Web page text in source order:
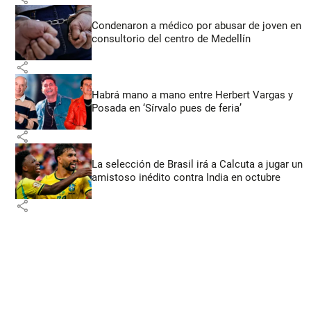
Condenaron a médico por abusar de joven en
consultorio del centro de Medellín
share
Habrá mano a mano entre Herbert Vargas y
Posada en ‘Sírvalo pues de feria’
share
La selección de Brasil irá a Calcuta a jugar un
amistoso inédito contra India en octubre
share